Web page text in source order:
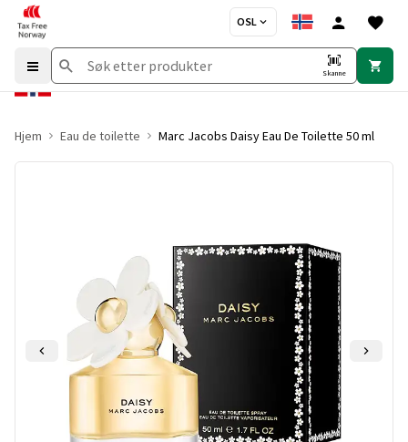
OSL
Skanne
Hjem Eau de toilette Marc Jacobs Daisy Eau De Toilette 50 ml